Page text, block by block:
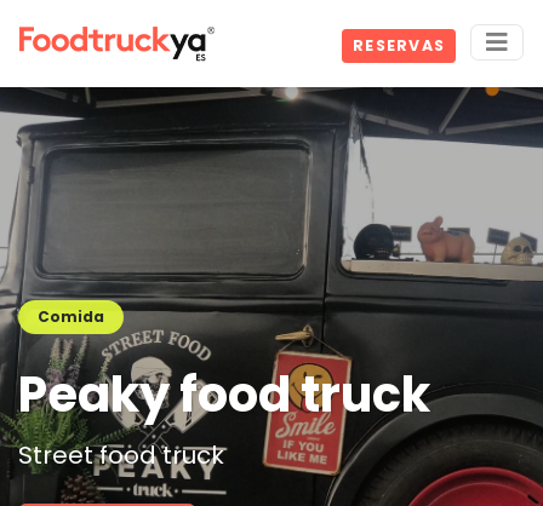
RESERVAS
Comida
Peaky food truck
Street food truck